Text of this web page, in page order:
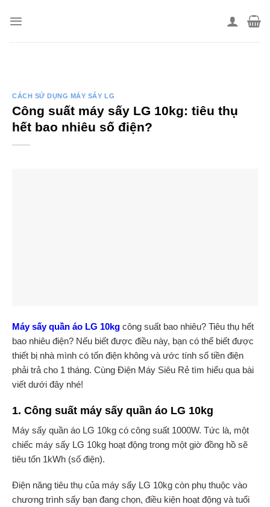
CÁCH SỬ DỤNG MÁY SẤY LG
Công suất máy sấy LG 10kg: tiêu thụ
hết bao nhiêu số điện?
Máy sấy quần áo LG 10kg công suất bao nhiêu? Tiêu thụ hết
bao nhiêu điện? Nếu biết được điều này, bạn có thể biết được
thiết bị nhà mình có tốn điện không và ước tính số tiền điện
phải trả cho 1 tháng. Cùng Điện Máy Siêu Rẻ tìm hiểu qua bài
viết dưới đây nhé!
1. Công suất máy sấy quần áo LG 10kg
Máy sấy quần áo LG 10kg có công suất 1000W. Tức là, một
chiếc máy sấy LG 10kg hoạt động trong một giờ đồng hồ sẽ
tiêu tốn 1kWh (số điện).
Điện năng tiêu thụ của máy sấy LG 10kg còn phụ thuộc vào
chương trình sấy bạn đang chọn, điều kiện hoạt động và tuổi